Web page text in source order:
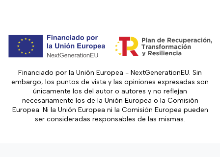
Financiado por la Unión Europea - NextGenerationEU. Sin
embargo, los puntos de vista y las opiniones expresadas son
únicamente los del autor o autores y no reflejan
necesariamente los de la Unión Europea o la Comisión
Europea. Ni la Unión Europea ni la Comisión Europea pueden
ser consideradas responsables de las mismas.